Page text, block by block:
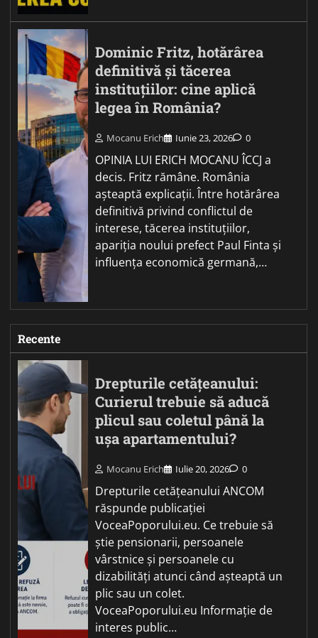
Dominic Fritz, hotărârea
definitivă și tăcerea
instituțiilor: cine aplică
legea în România?
Mocanu Erich Iunie 23, 2026 0
OPINIA LUI ERICH MOCANU ÎCCJ a
decis. Fritz rămâne. România
așteaptă explicații. Între hotărârea
definitivă privind conflictul de
interese, tăcerea instituțiilor,
apariția noului prefect Paul Finta și
influența economică germană,…
Recente
Drepturile cetățeanului:
Curierul trebuie să aducă
plicul sau coletul până la
ușa apartamentului?
Mocanu Erich Iulie 20, 2026 0
Drepturile cetățeanului ANCOM
răspunde publicației
VoceaPoporului.eu. Ce trebuie să
știe pensionarii, persoanele
vârstnice și persoanele cu
dizabilități atunci când așteaptă un
plic sau un colet.
VoceaPoporului.eu Informație de
interes public…